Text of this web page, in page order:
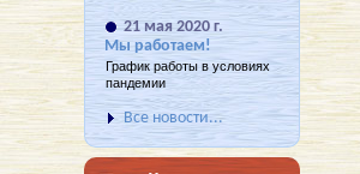
21 мая 2020 г.
Мы работаем!
График работы в условиях
пандемии
Все новости...